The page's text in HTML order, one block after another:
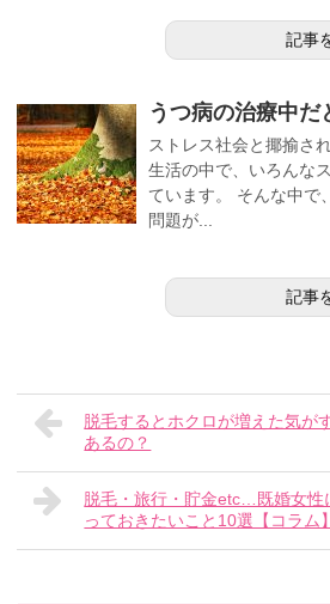
記事
うつ病の治療中だ
ストレス社会と揶揄さ
生活の中で、いろんな
ています。 そんな中で
問題が...
記事
脱毛するとホクロが増えた気が
あるの？
脱毛・旅行・貯金etc…既婚女性
っておきたいこと10選【コラム】